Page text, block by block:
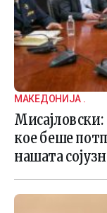
МАКЕДОНИЈА .
кое беше
нашата